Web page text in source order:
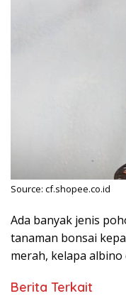
Source: cf.shopee.co.id
Ada banyak jenis
tanaman bonsai
merah, kelapa
Berita Terkait